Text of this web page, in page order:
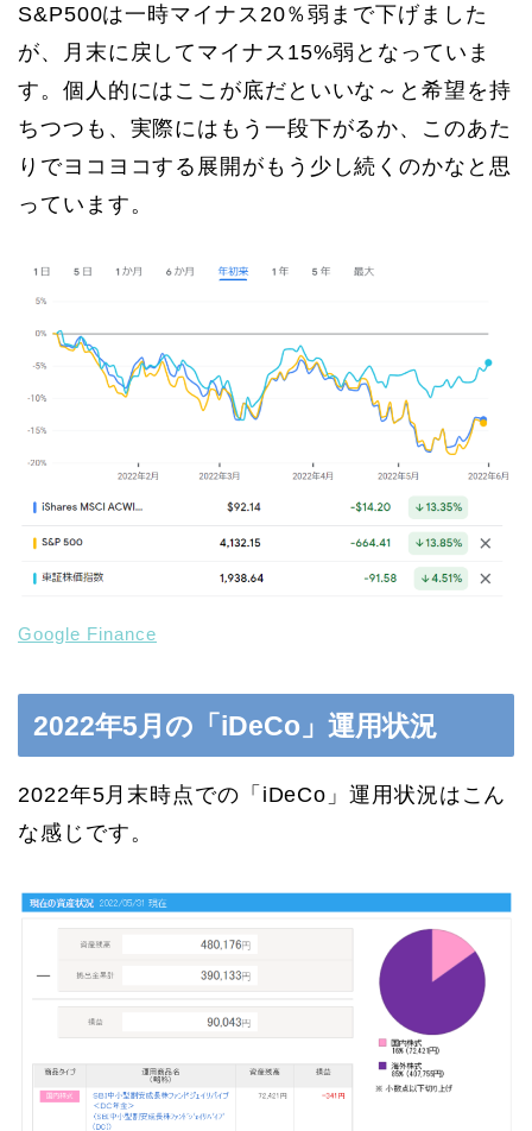
S&P500は一時マイナス20％弱まで下げました
が、月末に戻してマイナス15%弱となっていま
す。個人的にはここが底だといいな～と希望を持
ちつつも、実際にはもう一段下がるか、このあた
りでヨコヨコする展開がもう少し続くのかなと思
っています。
Google Finance
2022年5月の「iDeCo」運用状況
2022年5月末時点での「iDeCo」運用状況はこん
な感じです。